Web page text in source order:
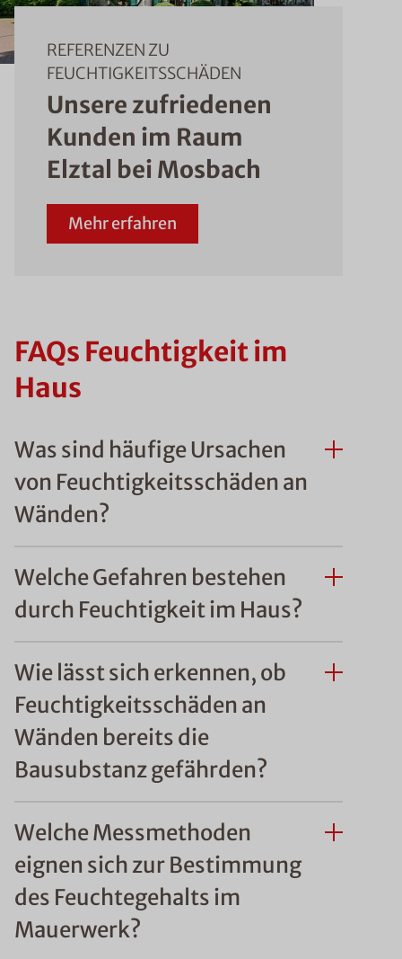
REFERENZEN ZU
FEUCHTIGKEITSSCHÄDEN
Unsere zufriedenen
Kunden im Raum
Elztal bei Mosbach
Mehr erfahren
FAQs Feuchtigkeit im
Haus
Was sind häufige Ursachen
von Feuchtigkeitsschäden an
Wänden?
Welche Gefahren bestehen
durch Feuchtigkeit im Haus?
Wie lässt sich erkennen, ob
Feuchtigkeitsschäden an
Wänden bereits die
Bausubstanz gefährden?
Welche Messmethoden
eignen sich zur Bestimmung
des Feuchtegehalts im
Mauerwerk?